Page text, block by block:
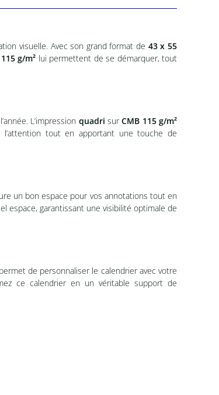
visuelle. Avec son grand format de 43 x 55
g/m² lui permettent de se démarquer, tout
L’impression quadri surCMB 115 g/m²
l’attention tout en apportant une touche de
un bon espace pour vos annotations tout en
espace, garantissant une visibilité optimale de
de personnaliser le calendrier avec votre
ce calendrier en un véritable support de